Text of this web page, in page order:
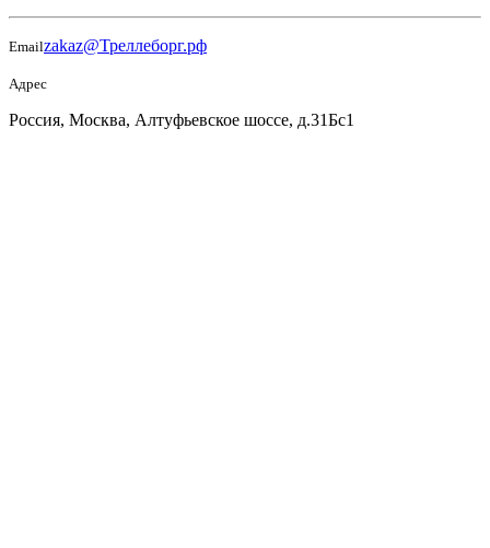
Emailzakaz@Треллеборг.рф
Адрес
Россия, Москва, Алтуфьевское шоссе, д.31Бс1